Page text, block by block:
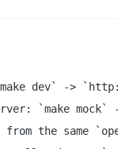
dev` ->
`make
from the same